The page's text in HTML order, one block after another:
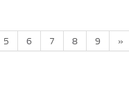
5 6 7 8 9 »